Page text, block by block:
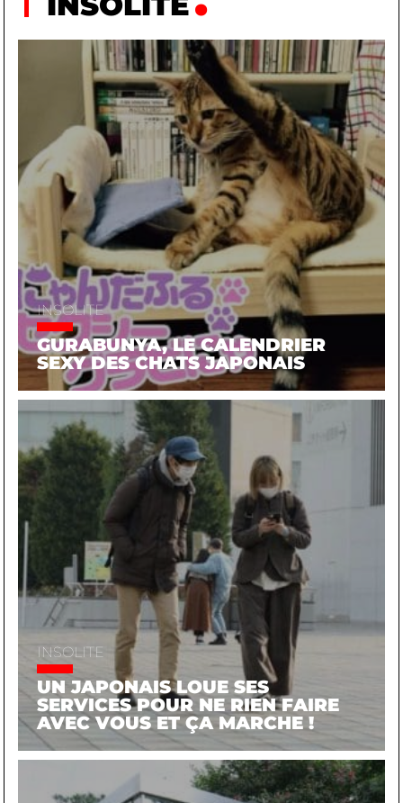
INSOLITE
GURABUNYA, LE CALENDRIER
SEXY DES CHATS JAPONAIS
INSOLITE
UN JAPONAIS LOUE SES
SERVICES POUR NE RIEN FAIRE
AVEC VOUS ET ÇA MARCHE !